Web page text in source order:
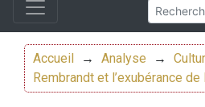
Accueil → Analyse →
Rembrandt et l’exubérance de